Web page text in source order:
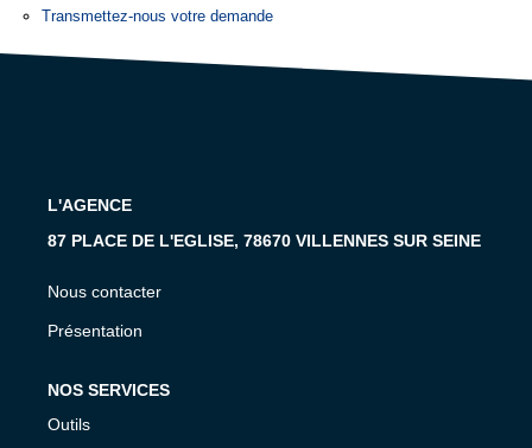
Transmettez-nous votre demande
L'AGENCE
87 PLACE DE L'EGLISE, 78670 VILLENNES SUR SEINE
Nous contacter
Présentation
NOS SERVICES
Outils